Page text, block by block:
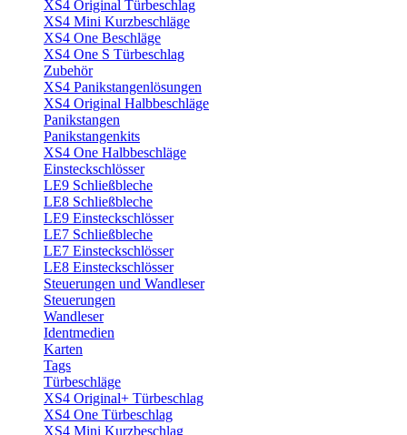
XS4 Original Türbeschlag
XS4 Mini Kurzbeschläge
XS4 One Beschläge
XS4 One S Türbeschlag
Zubehör
XS4 Panikstangenlösungen
XS4 Original Halbbeschläge
Panikstangen
Panikstangenkits
XS4 One Halbbeschläge
Einsteckschlösser
LE9 Schließbleche
LE8 Schließbleche
LE9 Einsteckschlösser
LE7 Schließbleche
LE7 Einsteckschlösser
LE8 Einsteckschlösser
Steuerungen und Wandleser
Steuerungen
Wandleser
Identmedien
Karten
Tags
Türbeschläge
XS4 Original+ Türbeschlag
XS4 One Türbeschlag
XS4 Mini Kurzbeschlag